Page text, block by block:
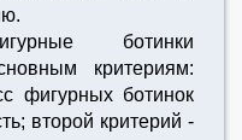
ботинки
критериям:
фигурных ботинок
второй критерий -